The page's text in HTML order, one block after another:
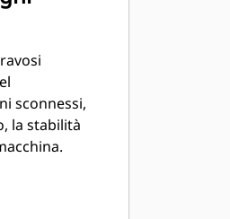
sconnessi,
la stabilità